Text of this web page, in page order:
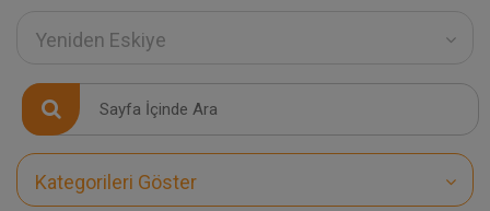
Yeniden Eskiye
Kategorileri Göster